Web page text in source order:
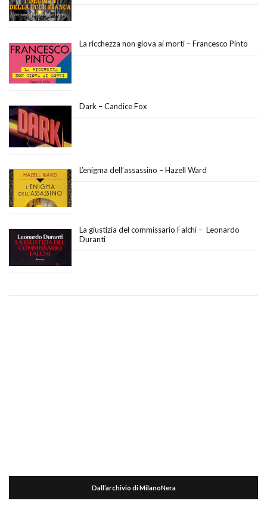
La ricchezza non giova ai morti – Francesco Pinto
Dark – Candice Fox
L’enigma dell’assassino – Hazell Ward
La giustizia del commissario Falchi – Leonardo
Duranti
Dall’archivio di MilanoNera